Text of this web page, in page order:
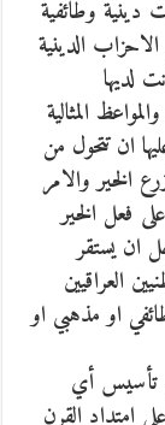
وطائفية
الدينية
لديها
المثالية
ان تتحول من
الخير والامر
فعل الخير
ان يستقر
العراقيين
او مذهبي او
تأسيس أي